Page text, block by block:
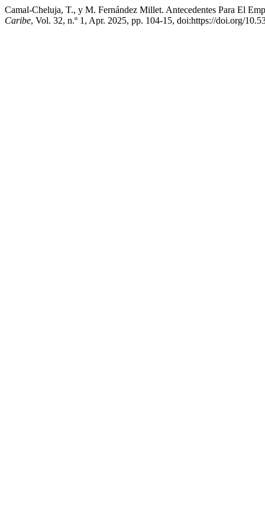
Camal-Cheluja, T., y M. Fernández Millet. Antecedentes Para El
Caribe, Vol. 32, n.º 1, Apr. 2025, pp. 104-15, doi:https://doi.org/